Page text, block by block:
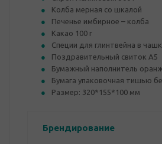
Колба мерная со шкалой
Печенье имбирное – колба
Какао 100 г
Специи для глинтвейна в
Поздравительный свиток А5
Бумажный наполнитель
Бумага упаковочная тишью
Размер: 320*155*100 мм
Брендирование